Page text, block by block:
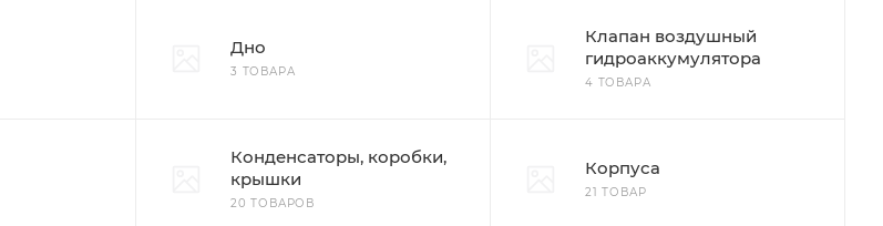
Дно
3 ТОВАРА
Клапан воздушный
гидроаккумулятора
4 ТОВАРА
Конденсаторы, коробки,
крышки
20 ТОВАРОВ
Корпуса
21 ТОВАР